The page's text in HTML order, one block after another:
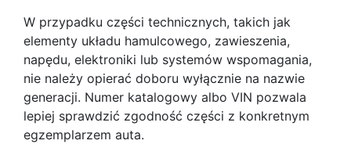
W przypadku części technicznych, takich jak
elementy układu hamulcowego, zawieszenia,
napędu, elektroniki lub systemów wspomagania,
nie należy opierać doboru wyłącznie na nazwie
generacji. Numer katalogowy albo VIN pozwala
lepiej sprawdzić zgodność części z konkretnym
egzemplarzem auta.